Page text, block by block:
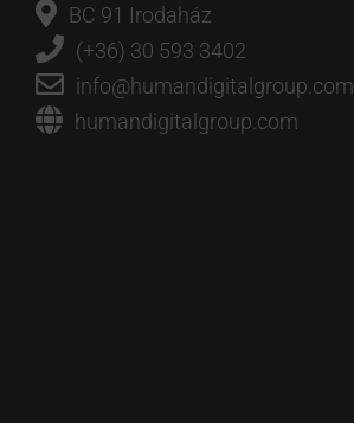
BC 91 Irodaház
(+36) 30 593 3402
info@humandigitalgroup.com
humandigitalgroup.com